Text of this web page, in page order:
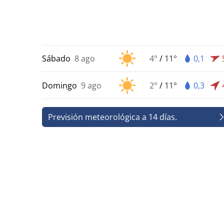
Sábado 8 ago 4° / 11° 0,1
Domingo 9 ago 2° / 11° 0,3
Previsión meteorológica a 14 días.